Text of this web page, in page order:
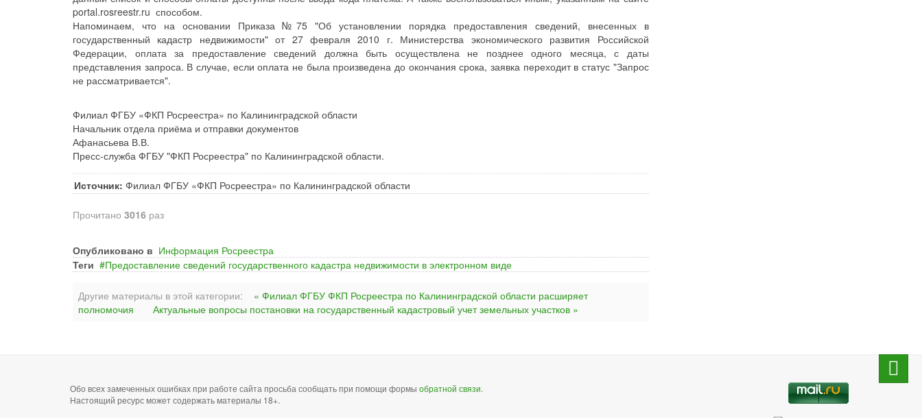
portal.rosreestr.ru способом.
Напоминаем, что на основании Приказа №75 "Об установлении порядка предоставления сведений, внесенных в
государственный кадастр недвижимости" от 27 февраля 2010 г. Министерства экономического развития Российской
Федерации, оплата за предоставление сведений должна быть осуществлена не позднее одного месяца, с даты
представления запроса. В случае, если оплата не была произведена до окончания срока, заявка переходит в статус "Запрос
не рассматривается".
Филиал ФГБУ «ФКП Росреестра» по Калининградской области
Начальник отдела приёма и отправки документов
Афанасьева В.В.
Пресс-служба ФГБУ "ФКП Росреестра" по Калининградской области.
Источник: Филиал ФГБУ «ФКП Росреестра» по Калининградской области
Прочитано 3016 раз
Опубликовано в Информация Росреестра
Теги
Предоставление сведений государственного кадастра недвижимости в электронном виде
Другие материалы в этой категории:
« Филиал ФГБУ ФКП Росреестра по Калининградской области расширяет
полномочия
Актуальные вопросы постановки на государственный кадастровый учет земельных участков »
Обо всех замеченных ошибках при работе сайта просьба сообщать при помощи формы обратной связи.
Настоящий ресурс может содержать материалы 18+.